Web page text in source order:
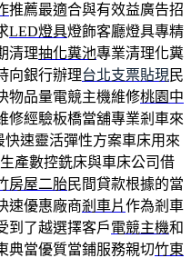
推薦最適合與有效益廣告招
LED燈具燈飾客廳燈具專精
清理抽化糞池專業清理化糞
向銀行辦理台北支票貼現 民
物品量電競主機維修桃園中
修經驗板橋當舖專業剎車來
快速靈活彈性方案車床用來
產數控銑床與車床公司借
房屋二胎民間貸款根據的當
速優惠廠商剎車片作為剎車
到了越選擇客戶電競主機和
典當優質當鋪服務親切竹東